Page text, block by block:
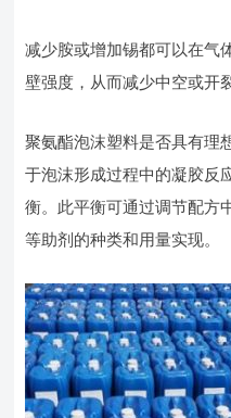
减少胺或增加锡都可以在气
壁强度，从而减少中空或开
聚氨酯泡沫塑料是否具有理
于泡沫形成过程中的凝胶反
衡。此平衡可通过调节配方
等助剂的种类和用量实现。